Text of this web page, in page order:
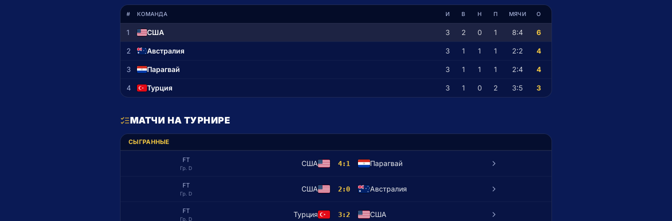
# КОМАНДА И В Н П МЯЧИ О
1 США 3 2 0 1 8:4 6
2 Австралия 3 1 1 1 2:2 4
3 Парагвай 3 1 1 1 2:4 4
4 Турция 3 1 0 2 3:5 3
МАТЧИ НА ТУРНИРЕ
СЫГРАННЫЕ
FT
Гр. D
США 4:1 Парагвай
FT
Гр. D
США 2:0 Австралия
FT
Гр. D
Турция 3:2 США